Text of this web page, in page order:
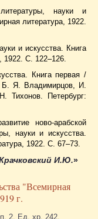
науки и
литература, 1922.
и искусства. Книга
1922. С. 122–126.
Книга первая /
Б. Я. Владимирцов, И.
Тихонов. Петербург:
ново-арабской
науки и искусства.
1922. С. 67–73.
И.Ю.»
"Всемирная
г.
2. Ед. хр. 242.